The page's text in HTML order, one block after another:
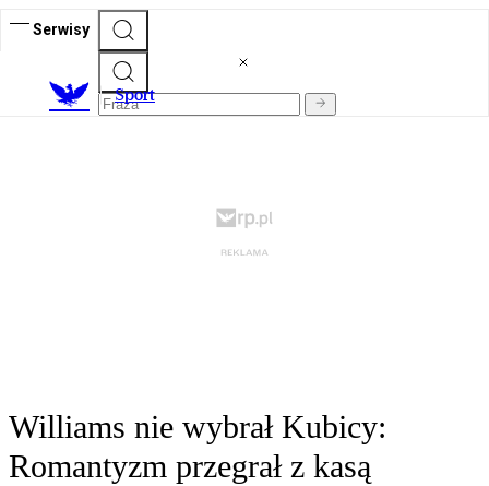
Serwisy
Sport
Williams nie wybrał Kubicy:
Romantyzm przegrał z kasą